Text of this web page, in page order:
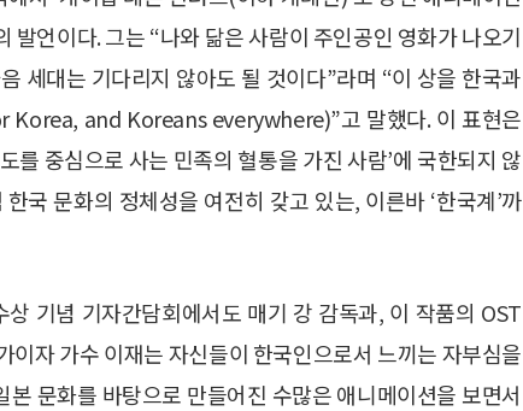
발언이다. 그는 “나와 닮은 사람이 주인공인 영화가 나오기
세대는 기다리지 않아도 될 것이다”라며 “이 상을 한국과
Korea, and Koreans everywhere)”고 말했다. 이 표현은
를 중심으로 사는 민족의 혈통을 가진 사람’에 국한되지 않
국 문화의 정체성을 여전히 갖고 있는, 이른바 ‘한국계’까
기념 기자간담회에서도 매기 강 감독과, 이 작품의 OST
이자 가수 이재는 자신들이 한국인으로서 느끼는 자부심을
본 문화를 바탕으로 만들어진 수많은 애니메이션을 보면서